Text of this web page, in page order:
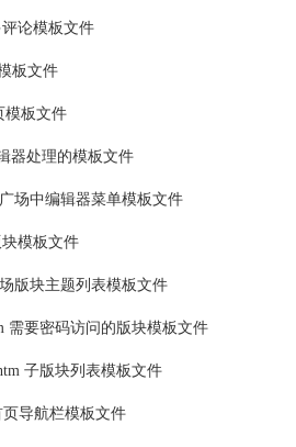
评论模板文件
板文件
模板文件
器处理的模板文件
广场中编辑器菜单模板文件
块模板文件
版块主题列表模板文件
需要密码访问的版块模板文件
子版块列表模板文件
页导航栏模板文件